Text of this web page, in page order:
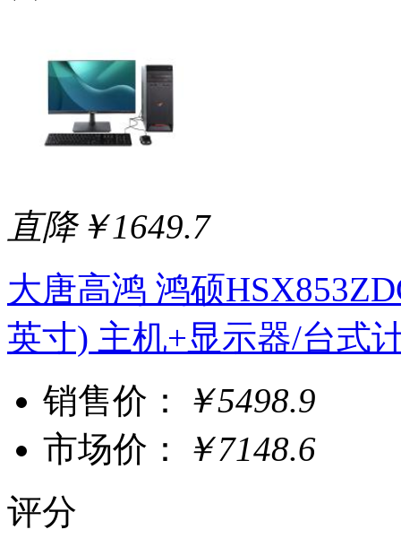
直降￥1649.7
大唐高鸿 鸿硕
英寸) 主机+显示器/台式
销售价：
￥5498.9
市场价：
￥7148.6
评分